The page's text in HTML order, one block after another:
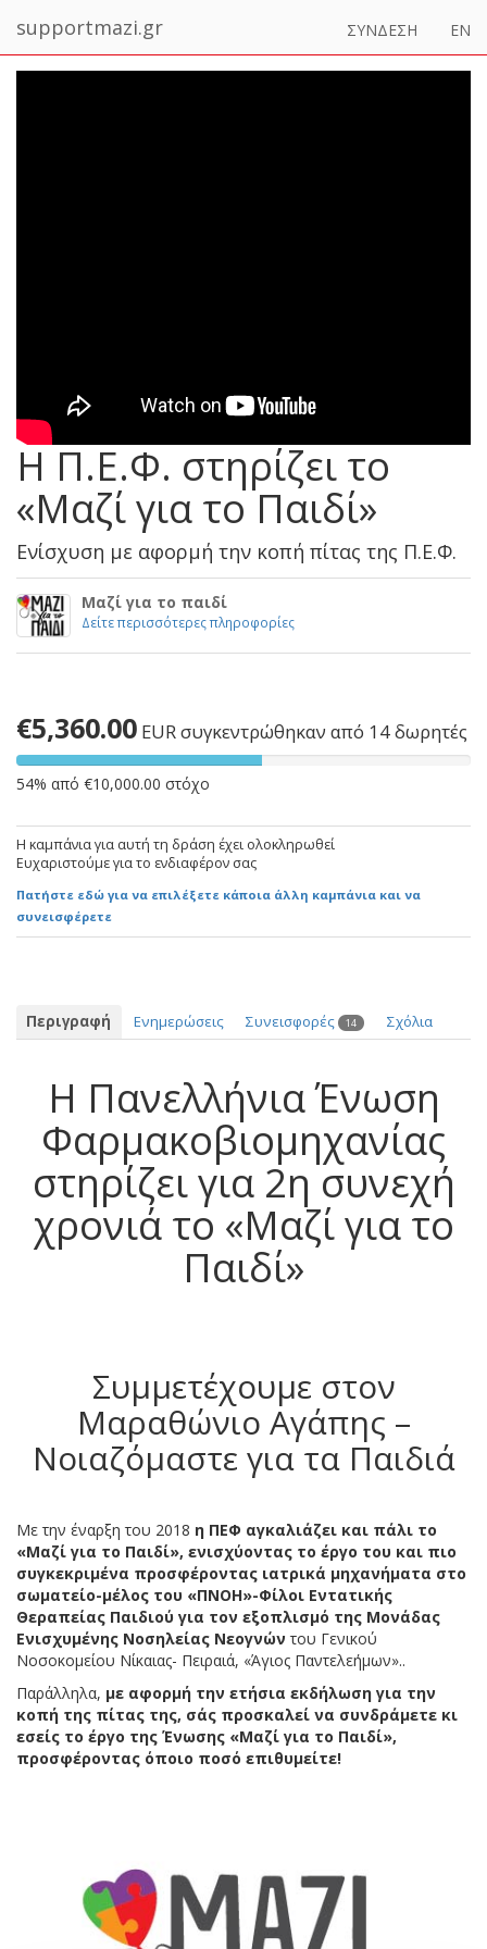
supportmazi.gr ΣΥΝΔΕΣΗ EN
Η Π.Ε.Φ. στηρίζει το
«Μαζί για το Παιδί»
Ενίσχυση με αφορμή την κοπή πίτας της Π.Ε.Φ.
Μαζί για το παιδί
Δείτε περισσότερες πληροφορίες
€5,360.00 EURσυγκεντρώθηκαν από 14 δωρητές
54% από €10,000.00 στόχο
Η καμπάνια για αυτή τη δράση έχει ολοκληρωθεί
Ευχαριστούμε για το ενδιαφέρον σας
Πατήστε εδώ για να επιλέξετε κάποια άλλη καμπάνια και να
συνεισφέρετε
Περιγραφή Ενημερώσεις Συνεισφορές 14 Σχόλια
Η Πανελλήνια Ένωση
Φαρμακοβιομηχανίας
στηρίζει για 2η συνεχή
χρονιά το «Μαζί για το
Παιδί»
Συμμετέχουμε στον
Μαραθώνιο Αγάπης –
Νοιαζόμαστε για τα Παιδιά
Με την έναρξη του 2018 η ΠΕΦ αγκαλιάζει και πάλι το
«Μαζί για το Παιδί», ενισχύοντας το έργο του και πιο
συγκεκριμένα προσφέροντας ιατρικά μηχανήματα στο
σωματείο-μέλος του «ΠΝΟΗ»-Φίλοι Εντατικής
Θεραπείας Παιδιού για τον εξοπλισμό της Μονάδας
Ενισχυμένης Νοσηλείας Νεογνών του Γενικού
Νοσοκομείου Νίκαιας- Πειραιά, «Άγιος Παντελεήμων»..
Παράλληλα, με αφορμή την ετήσια εκδήλωση για την
κοπή της πίτας της, σάς προσκαλεί να συνδράμετε κι
εσείς το έργο της Ένωσης «Μαζί για το Παιδί»,
προσφέροντας όποιο ποσό επιθυμείτε!